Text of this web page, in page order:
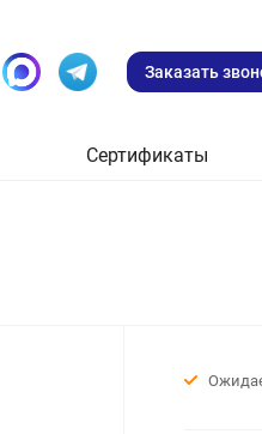
Заказать
Сертификаты